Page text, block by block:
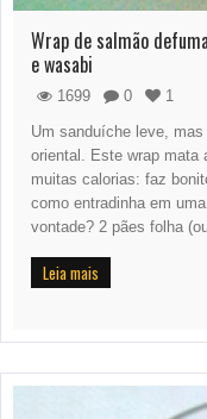
Wrap de salmão
e wasabi
1699 0
1
Um sanduíche leve,
oriental. Este wrap mata
muitas calorias: faz
como entradinha em
vontade? 2 pães folha
Leia mais